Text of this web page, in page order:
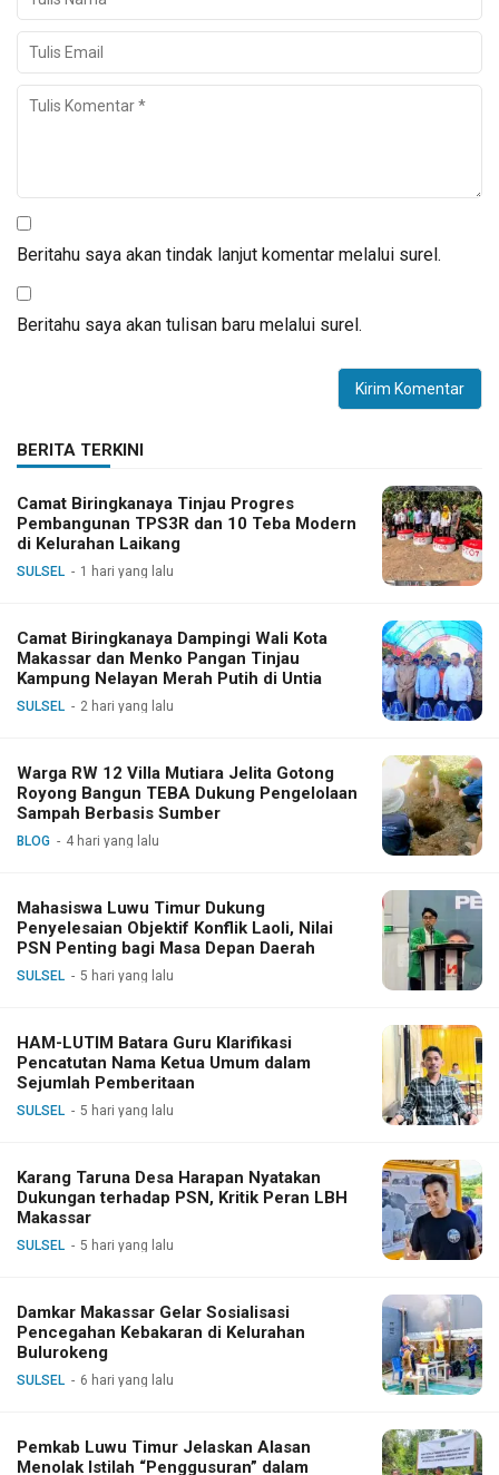
Beritahu saya akan tindak lanjut komentar melalui surel.
Beritahu saya akan tulisan baru melalui surel.
BERITA TERKINI
Camat Biringkanaya Tinjau Progres
Pembangunan TPS3R dan 10 Teba Modern
di Kelurahan Laikang
SULSEL 1 hari yang lalu
Camat Biringkanaya Dampingi Wali Kota
Makassar dan Menko Pangan Tinjau
Kampung Nelayan Merah Putih di Untia
SULSEL 2 hari yang lalu
Warga RW 12 Villa Mutiara Jelita Gotong
Royong Bangun TEBA Dukung Pengelolaan
Sampah Berbasis Sumber
BLOG 4 hari yang lalu
Mahasiswa Luwu Timur Dukung
Penyelesaian Objektif Konflik Laoli, Nilai
PSN Penting bagi Masa Depan Daerah
SULSEL 5 hari yang lalu
HAM-LUTIM Batara Guru Klarifikasi
Pencatutan Nama Ketua Umum dalam
Sejumlah Pemberitaan
SULSEL 5 hari yang lalu
Karang Taruna Desa Harapan Nyatakan
Dukungan terhadap PSN, Kritik Peran LBH
Makassar
SULSEL 5 hari yang lalu
Damkar Makassar Gelar Sosialisasi
Pencegahan Kebakaran di Kelurahan
Bulurokeng
SULSEL 6 hari yang lalu
Pemkab Luwu Timur Jelaskan Alasan
Menolak Istilah “Penggusuran” dalam